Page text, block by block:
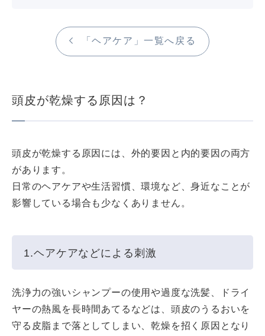
「ヘアケア」一覧へ戻る
頭皮が乾燥する原因は？
頭皮が乾燥する原因には、外的要因と内的要因の両方
があります。
日常のヘアケアや生活習慣、環境など、身近なことが
影響している場合も少なくありません。
1.ヘアケアなどによる刺激
洗浄力の強いシャンプーの使用や過度な洗髪、ドライ
ヤーの熱風を長時間あてるなどは、頭皮のうるおいを
守る皮脂まで落としてしまい、乾燥を招く原因となり